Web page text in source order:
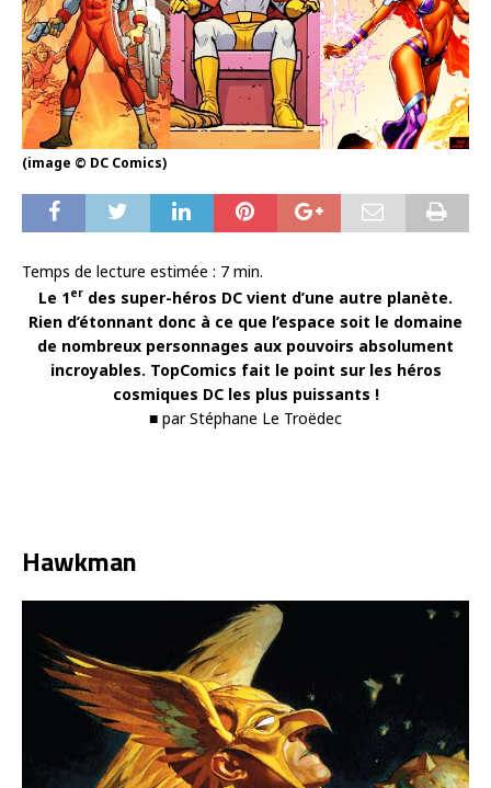
(image © DC Comics)
Temps de lecture estimée : 7 min.
Le 1er des super-héros DC vient d’une autre planète.
Rien d’étonnant donc à ce que l’espace soit le domaine
de nombreux personnages aux pouvoirs absolument
incroyables. TopComics fait le point sur les héros
cosmiques DC les plus puissants !
■ par Stéphane Le Troëdec
Hawkman